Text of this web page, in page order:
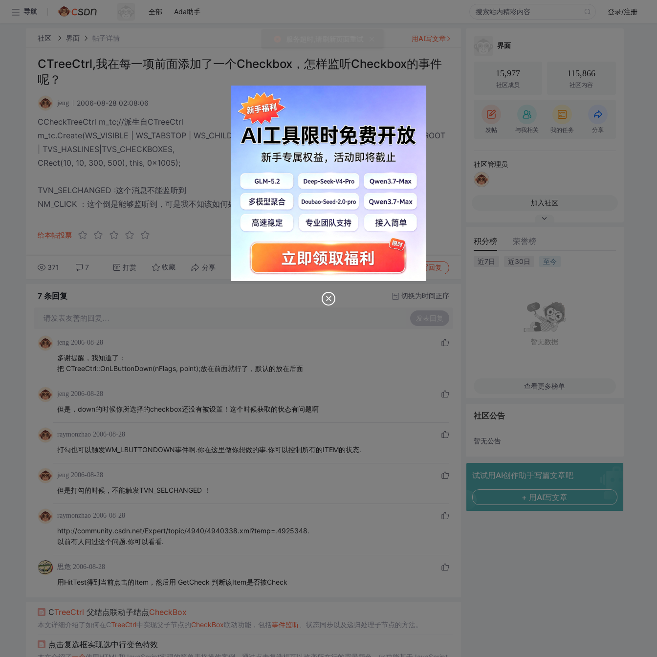
导航 全部 Ada助手 登录/注册
社区 界面 帖子详情
CTreeCtrl,我在每一项前面添加了一个Checkbox，怎样监听Checkbox的事件
呢？
jeng 2006-08-28 02:08:06
CCheckTreeCtrl m_tc;//派生自CTreeCtrl
m_tc.Create(WS_VISIBLE | WS_TABSTOP | WS_CHILD | WS_BORDER | TVS_HASBUTTONS | TVS_LINESATROOT
| TVS_HASLINES|TVS_CHECKBOXES,
CRect(10, 10, 300, 500), this, 0x1005);
TVN_SELCHANGED :这个消息不能监听到
NM_CLICK ：这个倒是能够监听到，可是我不知该如何处理！
给本帖投票
371 7 打赏 收藏 分享 转发到动态 举报 写回复
用AI写文章
7 条回复 切换为时间正序
请发表友善的回复… 发表回复
jeng 2006-08-28
多谢提醒，我知道了：
把 CTreeCtrl::OnLButtonDown(nFlags, point);放在前面就行了，默认的放在后面
jeng 2006-08-28
但是，down的时候你所选择的checkbox还没有被设置！这个时候获取的状态有问题啊
raymonzhao 2006-08-28
打勾也可以触发WM_LBUTTONDOWN事件啊.你在这里做你想做的事.你可以控制所有的ITEM的状态.
jeng 2006-08-28
但是打勾的时候，不能触发TVN_SELCHANGED ！
raymonzhao 2006-08-28
http://community.csdn.net/Expert/topic/4940/4940338.xml?temp=.4925348.
以前有人问过这个问题.你可以看看.
思危 2006-08-28
用HitTest得到当前点击的Item，然后用 GetCheck 判断该Item是否被Check
CTreeCtrl 父结点联动子结点CheckBox
本文详细介绍了如何在CTreeCtrl中实现父子节点的CheckBox联动功能，包括事件监听、状态同步以及递归处理子节点的方法。
点击复选框实现选中行变色特效
界面
15,977
社区成员
115,866
社区内容
发帖 与我相关 我的任务 分享
社区管理员
加入社区
积分榜 荣誉榜
近7日 近30日 至今
暂无数据
查看更多榜单
社区公告
暂无公告
试试用AI创作助手写篇文章吧
+ 用AI写文章